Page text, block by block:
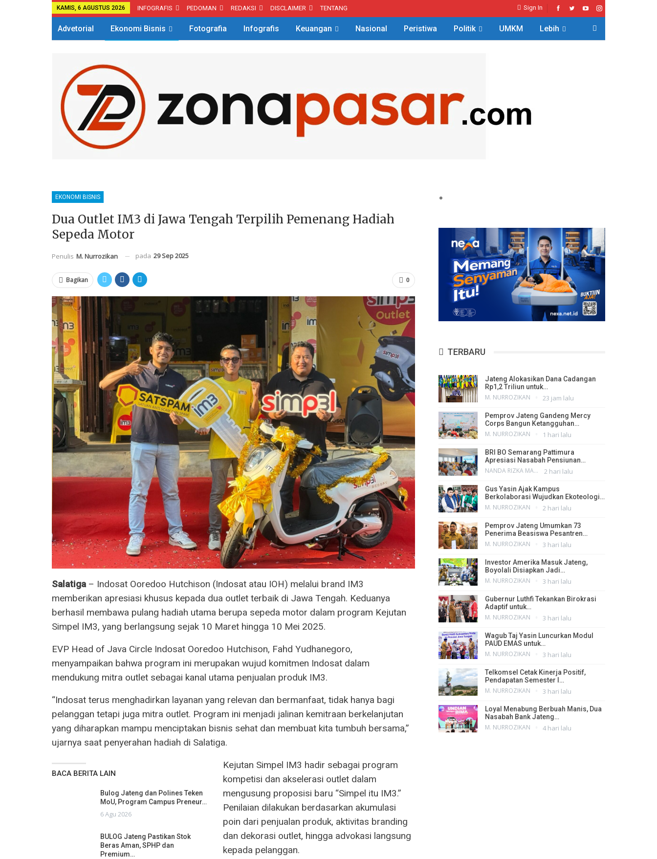
Sign In
KAMIS, 6 AGUSTUS 2026 INFOGRAFIS PEDOMAN REDAKSI DISCLAIMER TENTANG
Advetorial Ekonomi Bisnis Fotografia Infografis Keuangan Nasional Peristiwa Politik UMKM Lebih
EKONOMI BISNIS
Dua Outlet IM3 di Jawa Tengah Terpilih Pemenang Hadiah
Sepeda Motor
Penulis M. Nurrozikan pada 29 Sep 2025
0
Bagikan
Salatiga– Indosat Ooredoo Hutchison (Indosat atau IOH) melalui brand IM3
memberikan apresiasi khusus kepada dua outlet terbaik di Jawa Tengah. Keduanya
berhasil membawa pulang hadiah utama berupa sepeda motor dalam program Kejutan
Simpel IM3, yang berlangsung sejak 10 Maret hingga 10 Mei 2025.
EVP Head of Java Circle Indosat Ooredoo Hutchison, Fahd Yudhanegoro,
menyampaikan bahwa program ini merupakan wujud komitmen Indosat dalam
mendukung mitra outlet sebagai kanal utama penjualan produk IM3.
“Indosat terus menghadirkan layanan yang relevan dan bermanfaat, tidak hanya bagi
pelanggan tetapi juga mitra outlet. Program ini menjadi jalinan kemitraan berkelanjutan
yang diharapkan mampu menciptakan bisnis sehat dan membuat kita tumbuh bersama,”
ujarnya saat penyerahan hadiah di Salatiga.
BACA BERITA LAIN
Bulog Jateng dan Polines Teken
MoU, Program Campus Preneur…
6 Agu 2026
BULOG Jateng Pastikan Stok
Beras Aman, SPHP dan
Premium…
Kejutan Simpel IM3 hadir sebagai program
kompetisi dan akselerasi outlet dalam
mengusung proposisi baru “Simpel itu IM3.”
Penilaian dilakukan berdasarkan akumulasi
poin dari penjualan produk, aktivitas branding
dan dekorasi outlet, hingga advokasi langsung
kepada pelanggan.
TERBARU
Jateng Alokasikan Dana Cadangan
Rp1,2 Triliun untuk…
M. NURROZIKAN 23 jam lalu
Pemprov Jateng Gandeng Mercy
Corps Bangun Ketangguhan…
M. NURROZIKAN 1 hari lalu
BRI BO Semarang Pattimura
Apresiasi Nasabah Pensiunan…
NANDA RIZKA MAHENDRA 2 hari lalu
Gus Yasin Ajak Kampus
Berkolaborasi Wujudkan Ekoteologi…
M. NURROZIKAN 2 hari lalu
Pemprov Jateng Umumkan 73
Penerima Beasiswa Pesantren…
M. NURROZIKAN 3 hari lalu
Investor Amerika Masuk Jateng,
Boyolali Disiapkan Jadi…
M. NURROZIKAN 3 hari lalu
Gubernur Luthfi Tekankan Birokrasi
Adaptif untuk…
M. NURROZIKAN 3 hari lalu
Wagub Taj Yasin Luncurkan Modul
PAUD EMAS untuk…
M. NURROZIKAN 3 hari lalu
Telkomsel Cetak Kinerja Positif,
Pendapatan Semester I…
M. NURROZIKAN 3 hari lalu
Loyal Menabung Berbuah Manis, Dua
Nasabah Bank Jateng…
M. NURROZIKAN 4 hari lalu